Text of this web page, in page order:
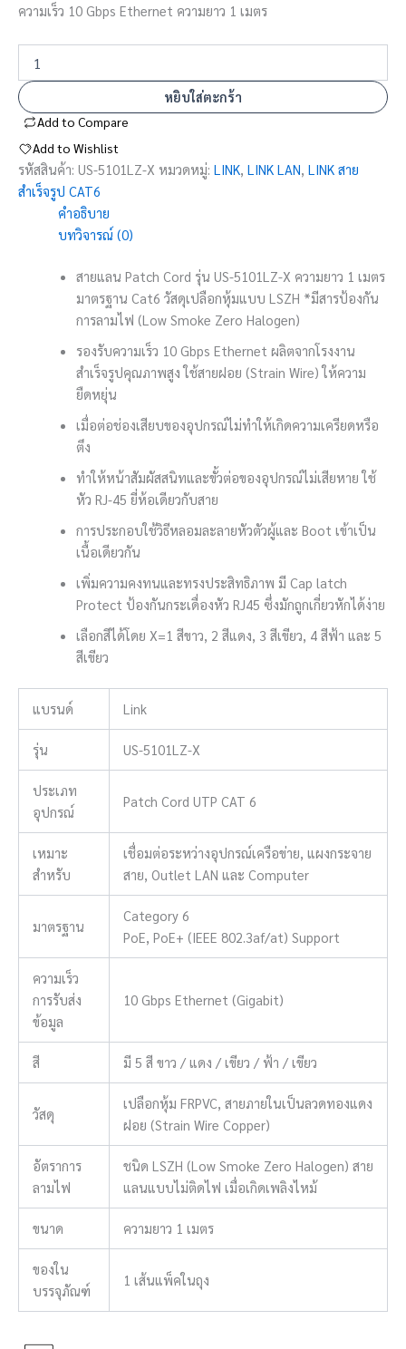
ความเร็ว 10 Gbps Ethernet ความยาว 1 เมตร
หยิบใส่ตะกร้า
Add to Compare
Add to Wishlist
รหัสสินค้า: US-5101LZ-X หมวดหมู่: LINK, LINK LAN, LINK สาย
สำเร็จรูป CAT6
คำอธิบาย
บทวิจารณ์ (0)
สายแลน Patch Cord รุ่น US-5101LZ-X ความยาว 1 เมตร
มาตรฐาน Cat6 วัสดุเปลือกหุ้มแบบ LSZH *มีสารป้องกัน
การลามไฟ (Low Smoke Zero Halogen)
รองรับความเร็ว 10 Gbps Ethernet ผลิตจากโรงงาน
สำเร็จรูปคุณภาพสูง ใช้สายฝอย (Strain Wire) ให้ความ
ยืดหยุ่น
เมื่อต่อช่องเสียบของอุปกรณ์ไม่ทำให้เกิดความเครียดหรือ
ตึง
ทำให้หน้าสัมผัสสนิทและขั้วต่อของอุปกรณ์ไม่เสียหาย ใช้
หัว RJ-45 ยี่ห้อเดียวกับสาย
การประกอบใช้วิธีหลอมละลายหัวตัวผู้และ Boot เข้าเป็น
เนื้อเดียวกัน
เพิ่มความคงทนและทรงประสิทธิภาพ มี Cap latch
Protect ป้องกันกระเดื่องหัว RJ45 ซึ่งมักถูกเกี่ยวหักได้ง่าย
เลือกสีได้โดย X=1 สีขาว, 2 สีแดง, 3 สีเขียว, 4 สีฟ้า และ 5
สีเขียว
แบรนด์ Link
รุ่น US-5101LZ-X
ประเภท
อุปกรณ์
Patch Cord UTP CAT 6
เหมาะ
สำหรับ
เชื่อมต่อระหว่างอุปกรณ์เครือข่าย, แผงกระจาย
สาย, Outlet LAN และ Computer
มาตรฐาน
Category 6
PoE, PoE+ (IEEE 802.3af/at) Support
ความเร็ว
การรับส่ง
ข้อมูล
10 Gbps Ethernet (Gigabit)
สี มี 5 สี ขาว / แดง / เขียว / ฟ้า / เขียว
วัสดุ
เปลือกหุ้ม FRPVC, สายภายในเป็นลวดทองแดง
ฝอย (Strain Wire Copper)
อัตราการ
ลามไฟ
ชนิด LSZH (Low Smoke Zero Halogen) สาย
แลนแบบไม่ติดไฟ เมื่อเกิดเพลิงไหม้
ขนาด ความยาว 1 เมตร
ของใน
บรรจุภัณฑ์
1 เส้นแพ็คในถุง